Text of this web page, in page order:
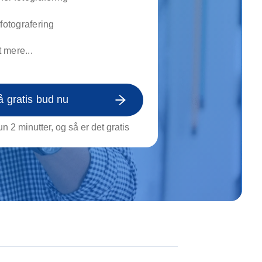
af genstande
mere...
gratis bud nu
2 minutter, og så er det gratis